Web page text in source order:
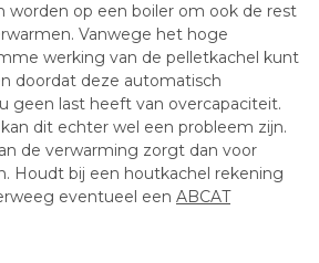
worden op een boiler om ook de rest
Vanwege het hoge
werking van de pelletkachel kunt
doordat deze automatisch
geen last heeft van overcapaciteit.
dit echter wel een probleem zijn.
de verwarming zorgt dan voor
Houdt bij een houtkachel rekening
eventueel een ABCAT